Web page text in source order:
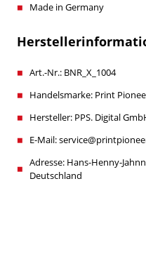
Made in Germany
Art.-Nr.: BNR_X_1004
Handelsmarke: Print
Hersteller: PPS. Digital
E-Mail:
Adresse: Hans-Henny-
Deutschland